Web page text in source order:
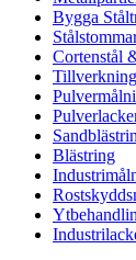
Bygga
Cortenstål
Blästring